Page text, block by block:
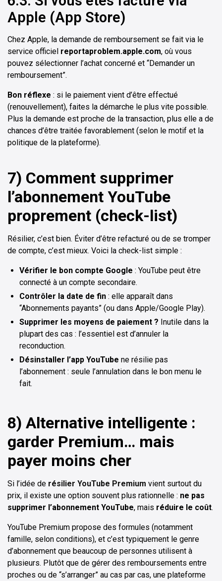
Apple (App Store)
Chez Apple, la demande de remboursement se fait via le
service officiel reportaproblem.apple.com, où vous
pouvez sélectionner l’achat concerné et “Demander un
remboursement”.
Bon réflexe : si le paiement vient d’être effectué
(renouvellement), faites la démarche le plus vite possible.
Plus la demande est proche de la transaction, plus elle a de
chances d’être traitée favorablement (selon le motif et la
politique de la plateforme).
7) Comment supprimer
l’abonnement YouTube
proprement (check-list)
Résilier, c’est bien. Éviter d’être refacturé ou de se tromper
de compte, c’est mieux. Voici la check-list simple :
Vérifier le bon compte Google : YouTube peut être
connecté à un compte secondaire.
Contrôler la date de fin : elle apparaît dans
“Abonnements payants” (ou dans Apple/Google Play).
Supprimer les moyens de paiement ? Inutile dans la
plupart des cas : l’essentiel est d’annuler la
reconduction.
Désinstaller l’app YouTube ne résilie pas
l’abonnement : seule l’annulation dans le bon menu le
fait.
8) Alternative intelligente :
garder Premium… mais
payer moins cher
Si l’idée de résilier YouTube Premium vient surtout du
prix, il existe une option souvent plus rationnelle : ne pas
supprimer l’abonnement YouTube, mais réduire le coût.
YouTube Premium propose des formules (notamment
famille, selon conditions), et c’est typiquement le genre
d’abonnement que beaucoup de personnes utilisent à
plusieurs. Plutôt que de gérer des remboursements entre
proches ou de “s’arranger” au cas par cas, une plateforme